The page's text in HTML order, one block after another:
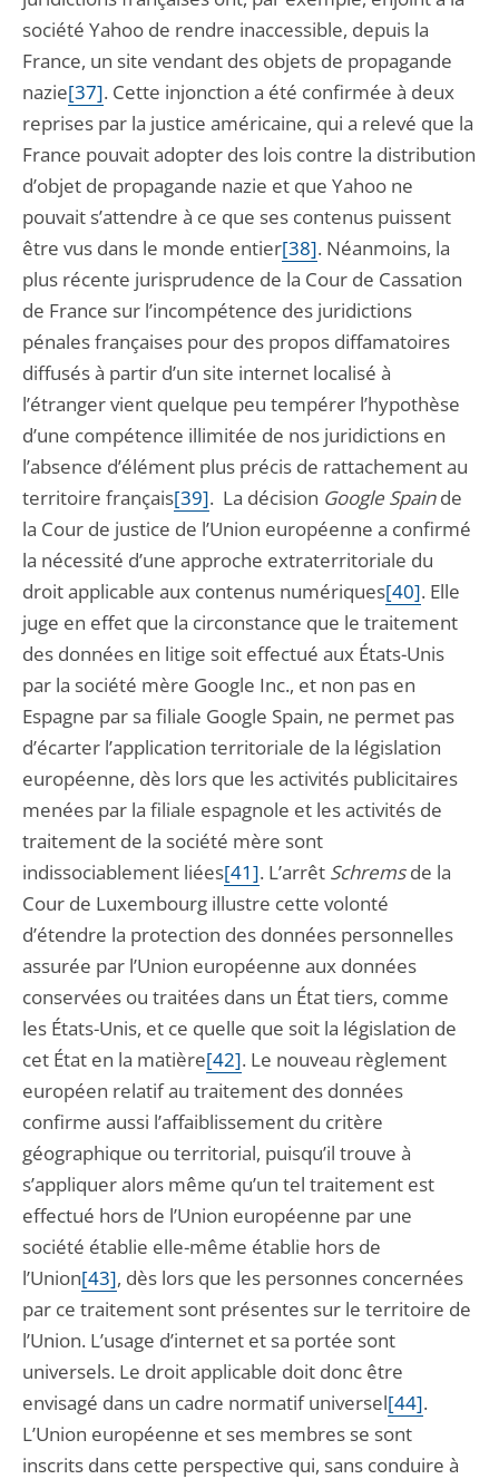
société Yahoo de rendre inaccessible, depuis la
France, un site vendant des objets de propagande
nazie[37]. Cette injonction a été confirmée à deux
reprises par la justice américaine, qui a relevé que la
France pouvait adopter des lois contre la distribution
d’objet de propagande nazie et que Yahoo ne
pouvait s’attendre à ce que ses contenus puissent
être vus dans le monde entier[38]. Néanmoins, la
plus récente jurisprudence de la Cour de Cassation
de France sur l’incompétence des juridictions
pénales françaises pour des propos diffamatoires
diffusés à partir d’un site internet localisé à
l’étranger vient quelque peu tempérer l’hypothèse
d’une compétence illimitée de nos juridictions en
l’absence d’élément plus précis de rattachement au
territoire français[39]. La décision Google Spainde
la Cour de justice de l’Union européenne a confirmé
la nécessité d’une approche extraterritoriale du
droit applicable aux contenus numériques[40]. Elle
juge en effet que la circonstance que le traitement
des données en litige soit effectué aux États-Unis
par la société mère Google Inc., et non pas en
Espagne par sa filiale Google Spain, ne permet pas
d’écarter l’application territoriale de la législation
européenne, dès lors que les activités publicitaires
menées par la filiale espagnole et les activités de
traitement de la société mère sont
indissociablement liées[41]. L’arrêt Schremsde la
Cour de Luxembourg illustre cette volonté
d’étendre la protection des données personnelles
assurée par l’Union européenne aux données
conservées ou traitées dans un État tiers, comme
les États-Unis, et ce quelle que soit la législation de
cet État en la matière[42]. Le nouveau règlement
européen relatif au traitement des données
confirme aussi l’affaiblissement du critère
géographique ou territorial, puisqu’il trouve à
s’appliquer alors même qu’un tel traitement est
effectué hors de l’Union européenne par une
société établie elle-même établie hors de
l’Union[43], dès lors que les personnes concernées
par ce traitement sont présentes sur le territoire de
l’Union. L’usage d’internet et sa portée sont
universels. Le droit applicable doit donc être
envisagé dans un cadre normatif universel[44].
L’Union européenne et ses membres se sont
inscrits dans cette perspective qui, sans conduire à